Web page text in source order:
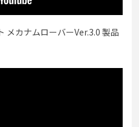
メカナムローバーVer.3.0 製品